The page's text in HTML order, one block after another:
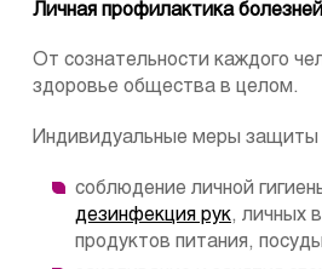
Личная профилактика болезней
От сознательности каждого
здоровье общества в целом.
Индивидуальные меры защиты
соблюдение личной
дезинфекция рук, личных
продуктов питания,